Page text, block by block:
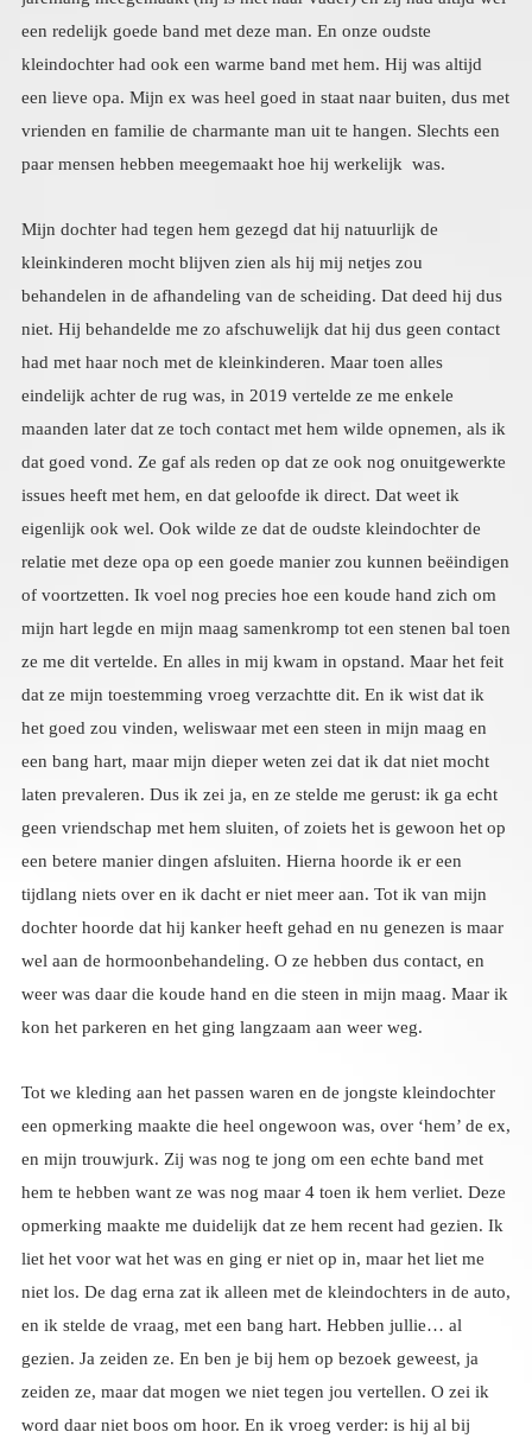
paar mensen hebben meegemaakt hoe hij werkelijk was.
Mijn dochter had tegen hem gezegd dat hij natuurlijk de
kleinkinderen mocht blijven zien als hij mij netjes zou
behandelen in de afhandeling van de scheiding. Dat deed hij dus
niet. Hij behandelde me zo afschuwelijk dat hij dus geen contact
had met haar noch met de kleinkinderen. Maar toen alles
eindelijk achter de rug was, in 2019 vertelde ze me enkele
maanden later dat ze toch contact met hem wilde opnemen, als ik
dat goed vond. Ze gaf als reden op dat ze ook nog onuitgewerkte
issues heeft met hem, en dat geloofde ik direct. Dat weet ik
eigenlijk ook wel. Ook wilde ze dat de oudste kleindochter de
relatie met deze opa op een goede manier zou kunnen beëindigen
of voortzetten. Ik voel nog precies hoe een koude hand zich om
mijn hart legde en mijn maag samenkromp tot een stenen bal toen
ze me dit vertelde. En alles in mij kwam in opstand. Maar het feit
dat ze mijn toestemming vroeg verzachtte dit. En ik wist dat ik
het goed zou vinden, weliswaar met een steen in mijn maag en
een bang hart, maar mijn dieper weten zei dat ik dat niet mocht
laten prevaleren. Dus ik zei ja, en ze stelde me gerust: ik ga echt
geen vriendschap met hem sluiten, of zoiets het is gewoon het op
een betere manier dingen afsluiten. Hierna hoorde ik er een
tijdlang niets over en ik dacht er niet meer aan. Tot ik van mijn
dochter hoorde dat hij kanker heeft gehad en nu genezen is maar
wel aan de hormoonbehandeling. O ze hebben dus contact, en
weer was daar die koude hand en die steen in mijn maag. Maar ik
kon het parkeren en het ging langzaam aan weer weg.
Tot we kleding aan het passen waren en de jongste kleindochter
een opmerking maakte die heel ongewoon was, over ‘hem’ de ex,
en mijn trouwjurk. Zij was nog te jong om een echte band met
hem te hebben want ze was nog maar 4 toen ik hem verliet. Deze
opmerking maakte me duidelijk dat ze hem recent had gezien. Ik
liet het voor wat het was en ging er niet op in, maar het liet me
niet los. De dag erna zat ik alleen met de kleindochters in de auto,
en ik stelde de vraag, met een bang hart. Hebben jullie… al
gezien. Ja zeiden ze. En ben je bij hem op bezoek geweest, ja
zeiden ze, maar dat mogen we niet tegen jou vertellen. O zei ik
word daar niet boos om hoor. En ik vroeg verder: is hij al bij
jullie geweest? Ja zeiden ze, een paar dagen geleden, hij is
blijven slapen met zijn nieuwe vrouw. Boem, die kwam
binnen……. Pffff, ik trachtte mijn ademhaling onder controle te
krijgen en vroeg nog even hoe het was, en of zij aardig was. Ja